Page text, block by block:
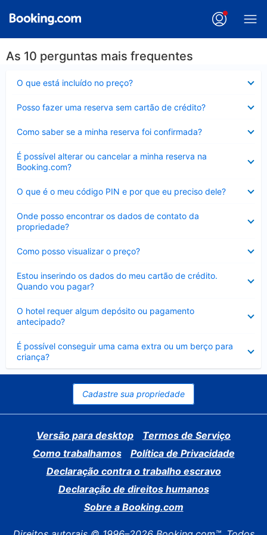
As 10 perguntas mais frequentes
O que está incluído no preço?
Posso fazer uma reserva sem cartão de crédito?
Como saber se a minha reserva foi confirmada?
É possível alterar ou cancelar a minha reserva na
Booking.com?
Contraído
O que é o meu código PIN e por que eu preciso dele?
Onde posso encontrar os dados de contato da
propriedade?
Como posso visualizar o preço?
Estou inserindo os dados do meu cartão de crédito.
Quando vou pagar?
O hotel requer algum depósito ou pagamento
antecipado?
É possível conseguir uma cama extra ou um berço para
criança?
Contraído
Cadastre sua propriedade
Versão para desktop
Termos de Serviço
Como trabalhamos
Política de Privacidade
Declaração contra o trabalho escravo
Declaração de direitos humanos
Sobre a Booking.com